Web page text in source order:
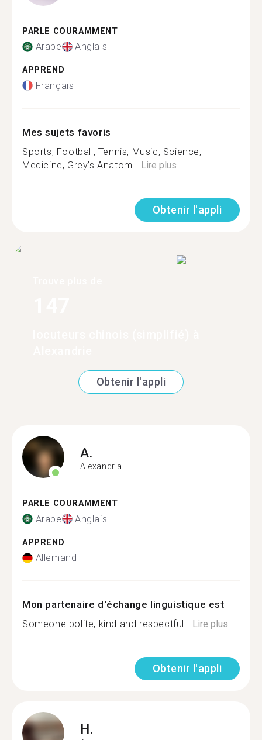
PARLE COURAMMENT
Arabe Anglais
APPREND
Français
Mes sujets favoris
Sports, Football, Tennis, Music, Science,
Medicine, Grey’s Anatom... Lire plus
Obtenir l'appli
Obtenir l'appli
A.
Alexandria
PARLE COURAMMENT
Arabe Anglais
APPREND
Allemand
Mon partenaire d'échange linguistique est
Someone polite, kind and respectful...Lire plus
Obtenir l'appli
H.